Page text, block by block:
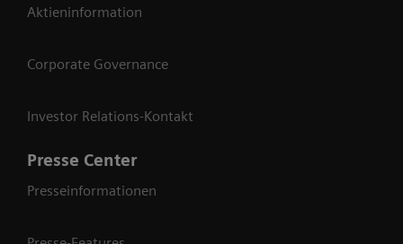
Aktieninformation
Corporate Governance
Investor Relations-Kontakt
Presse Center
Presseinformationen